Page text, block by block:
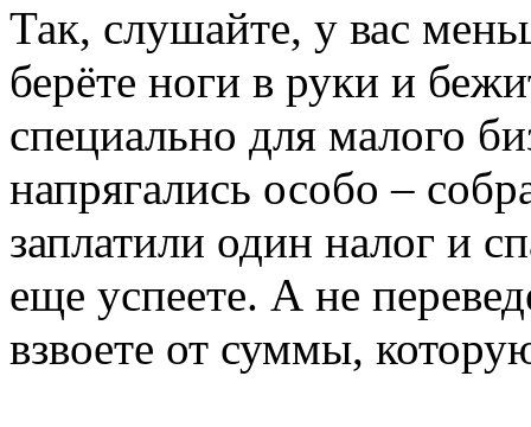
Так, слушайте, у вас
берёте ноги в руки и
специально для малого
напрягались особо –
заплатили один налог и
еще успеете. А не
взвоете от суммы,